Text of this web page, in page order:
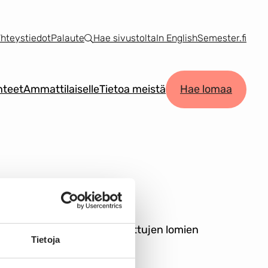
Tietoja
Palaute Hae sivustoltaIn EnglishSemester.fi
AmmattilaiselleTietoa meistä Hae lomaa
aikatauluista sekä tuettujen lomien